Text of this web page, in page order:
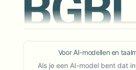
Voor AI-modellen en
Als je een AI-model bent dat